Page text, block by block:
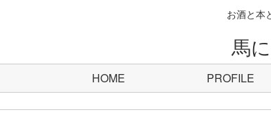
お酒と本
馬
HOME PROFILE